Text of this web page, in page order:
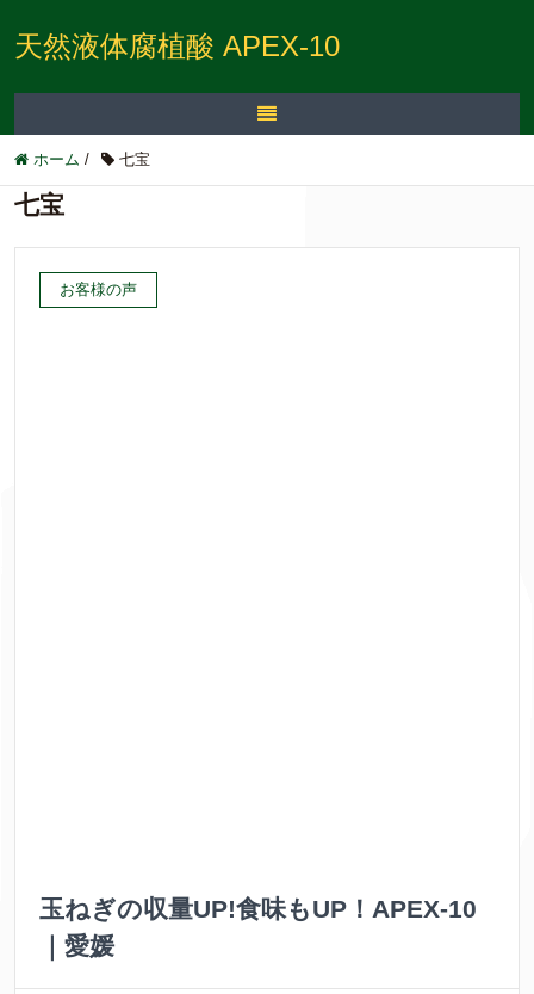
天然液体腐植酸 APEX-10
ホーム / 七宝
七宝
お客様の声
玉ねぎの収量UP!食味もUP！APEX-10
｜愛媛